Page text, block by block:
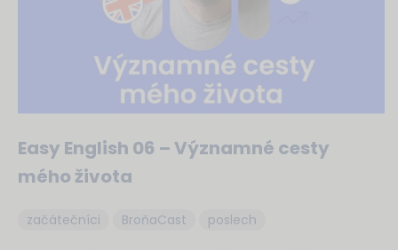
Easy English 06 – Významné cesty
mého života
začátečníci BroňaCast poslech